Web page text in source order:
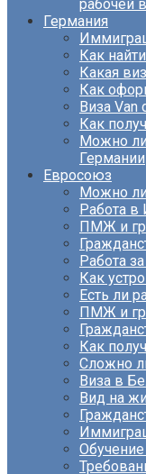
рабочей
Германия
Как
Какая
Как
Виза
Как
Можно ли
Германии
Евросоюз
Можно ли
Работа в
ПМЖ и
Работа
Как
Есть ли
ПМЖ и
Как
Сложно
Виза в
Вид на